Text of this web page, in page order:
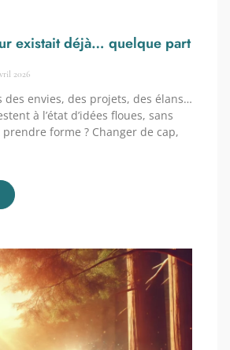
existait déjà… quelque part
2026
des envies, des projets, des élans…
à l’état d’idées floues, sans
forme ? Changer de cap,